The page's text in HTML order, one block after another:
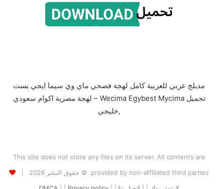
مدبلج عربي للعربية كامل لهجة فصحي ماي وي سيما ايجي بست
تحميل Wecima Egybest Mycima – لهجة مصرية اكوام سعودي
,خليجي
This site does not store any files on its server. All contents are
provided by non-affiliated third parties. © حقوق النشر 2026 |